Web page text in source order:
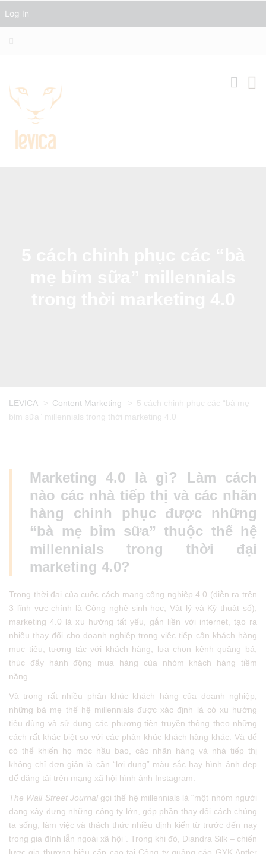
LEVICA > Content Marketing >
5 cách chinh phục các “bà mẹ
bỉm sữa” millennials trong thời marketing 4.0
Marketing 4.0 là gì? Làm cách
nào các nhà tiếp thị và các nhãn
hàng chinh phục được những
“bà mẹ bỉm sữa” thuộc thế hệ
millennials trong thời đại
marketing 4.0?
Trong thời đại của cuộc cách mạng công nghiệp 4.0 (diễn ra trên
3 lĩnh vực chính là Công nghệ sinh học, Vật lý và Kỹ thuật số),
marketing 4.0 là xu hướng tất yếu, gắn liền với internet, tạo ra
nhiều thay đổi cho doanh nghiệp trong việc tiếp cận khách hàng
mục tiêu, tương tác với khách hàng, lựa chọn kênh quảng bá,
thúc đẩy hành động mua hàng của nhóm khách hàng tiềm
năng…
Và trong rất nhiều phân khúc khách hàng của doanh nghiệp,
những bà mẹ thế hệ millennials được xác định là có xu hướng
tiêu dùng và sử dụng các phương tiện truyền thông theo những
cách rất khác biệt so với các phân khúc khách hàng khác. Và để
có thể khiến họ móc hầu bao, các nhãn hàng và nhà tiếp thị
không chỉ đơn giản là cần “lợi dụng” màu sắc hay hình ảnh đẹp
để đăng tải trên mạng xã hội hình ảnh Instagram.
The Wall Street Journalgọi thế hệ millennials là “một nhóm người
đang xây dựng những công ty lớn, góp phần thay đổi cách chúng
ta sống, làm việc và thách thức nhiều định kiến từ trước đến nay
trong gia đình lẫn ngoài xã hội”. Trong khi đó, Diandra Silk – chiến
Log In